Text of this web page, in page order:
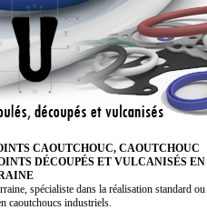
CAOUTCHOUC, CAOUTCHOUC
DÉCOUPÉS ET VULCANISÉS EN
spécialiste dans la réalisation standard ou
caoutchoucs industriels.